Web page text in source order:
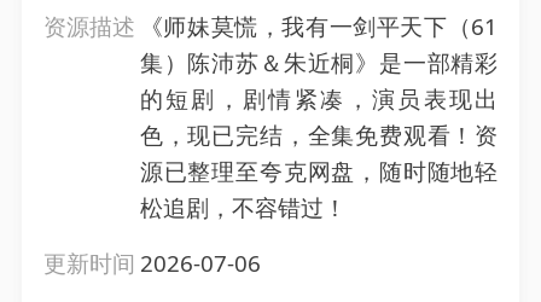
资源描述
《师妹莫慌，我有一剑平天下（61
集）陈沛苏＆朱近桐》是一部精彩
的短剧，剧情紧凑，演员表现出
色，现已完结，全集免费观看！资
源已整理至夸克网盘，随时随地轻
松追剧，不容错过！
更新时间 2026-07-06